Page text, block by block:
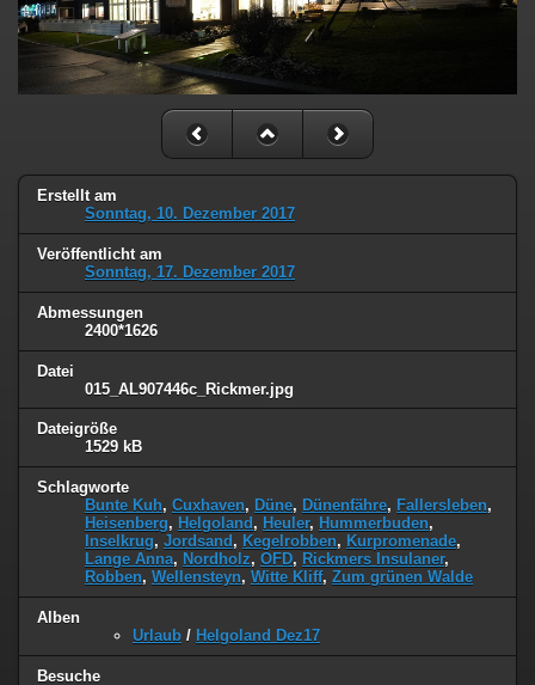
Erstellt am
Sonntag, 10. Dezember 2017
Veröffentlicht am
Sonntag, 17. Dezember 2017
Abmessungen
2400*1626
Datei
015_AL907446c_Rickmer.jpg
Dateigröße
1529 kB
Schlagworte
Bunte Kuh, Cuxhaven, Düne, Dünenfähre, Fallersleben,
Heisenberg, Helgoland , Heuler, Hummerbuden,
Inselkrug, Jordsand , Kegelrobben, Kurpromenade,
Lange Anna, Nordholz, OFD, Rickmers Insulaner,
Robben, Wellensteyn, Witte Kliff, Zum grünen Walde
Alben
Urlaub / Helgoland Dez17
Besuche